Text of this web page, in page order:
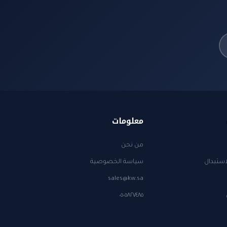
معلومات
من نحن
سياسة الخصوصية
sales@kw.sa
٠٥٠٥٨٢٧٤٨٥